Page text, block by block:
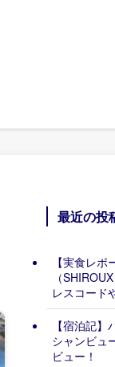
最近の投
【実食レ
（
レスコード
【宿泊記
シャンビュ
ビュー！